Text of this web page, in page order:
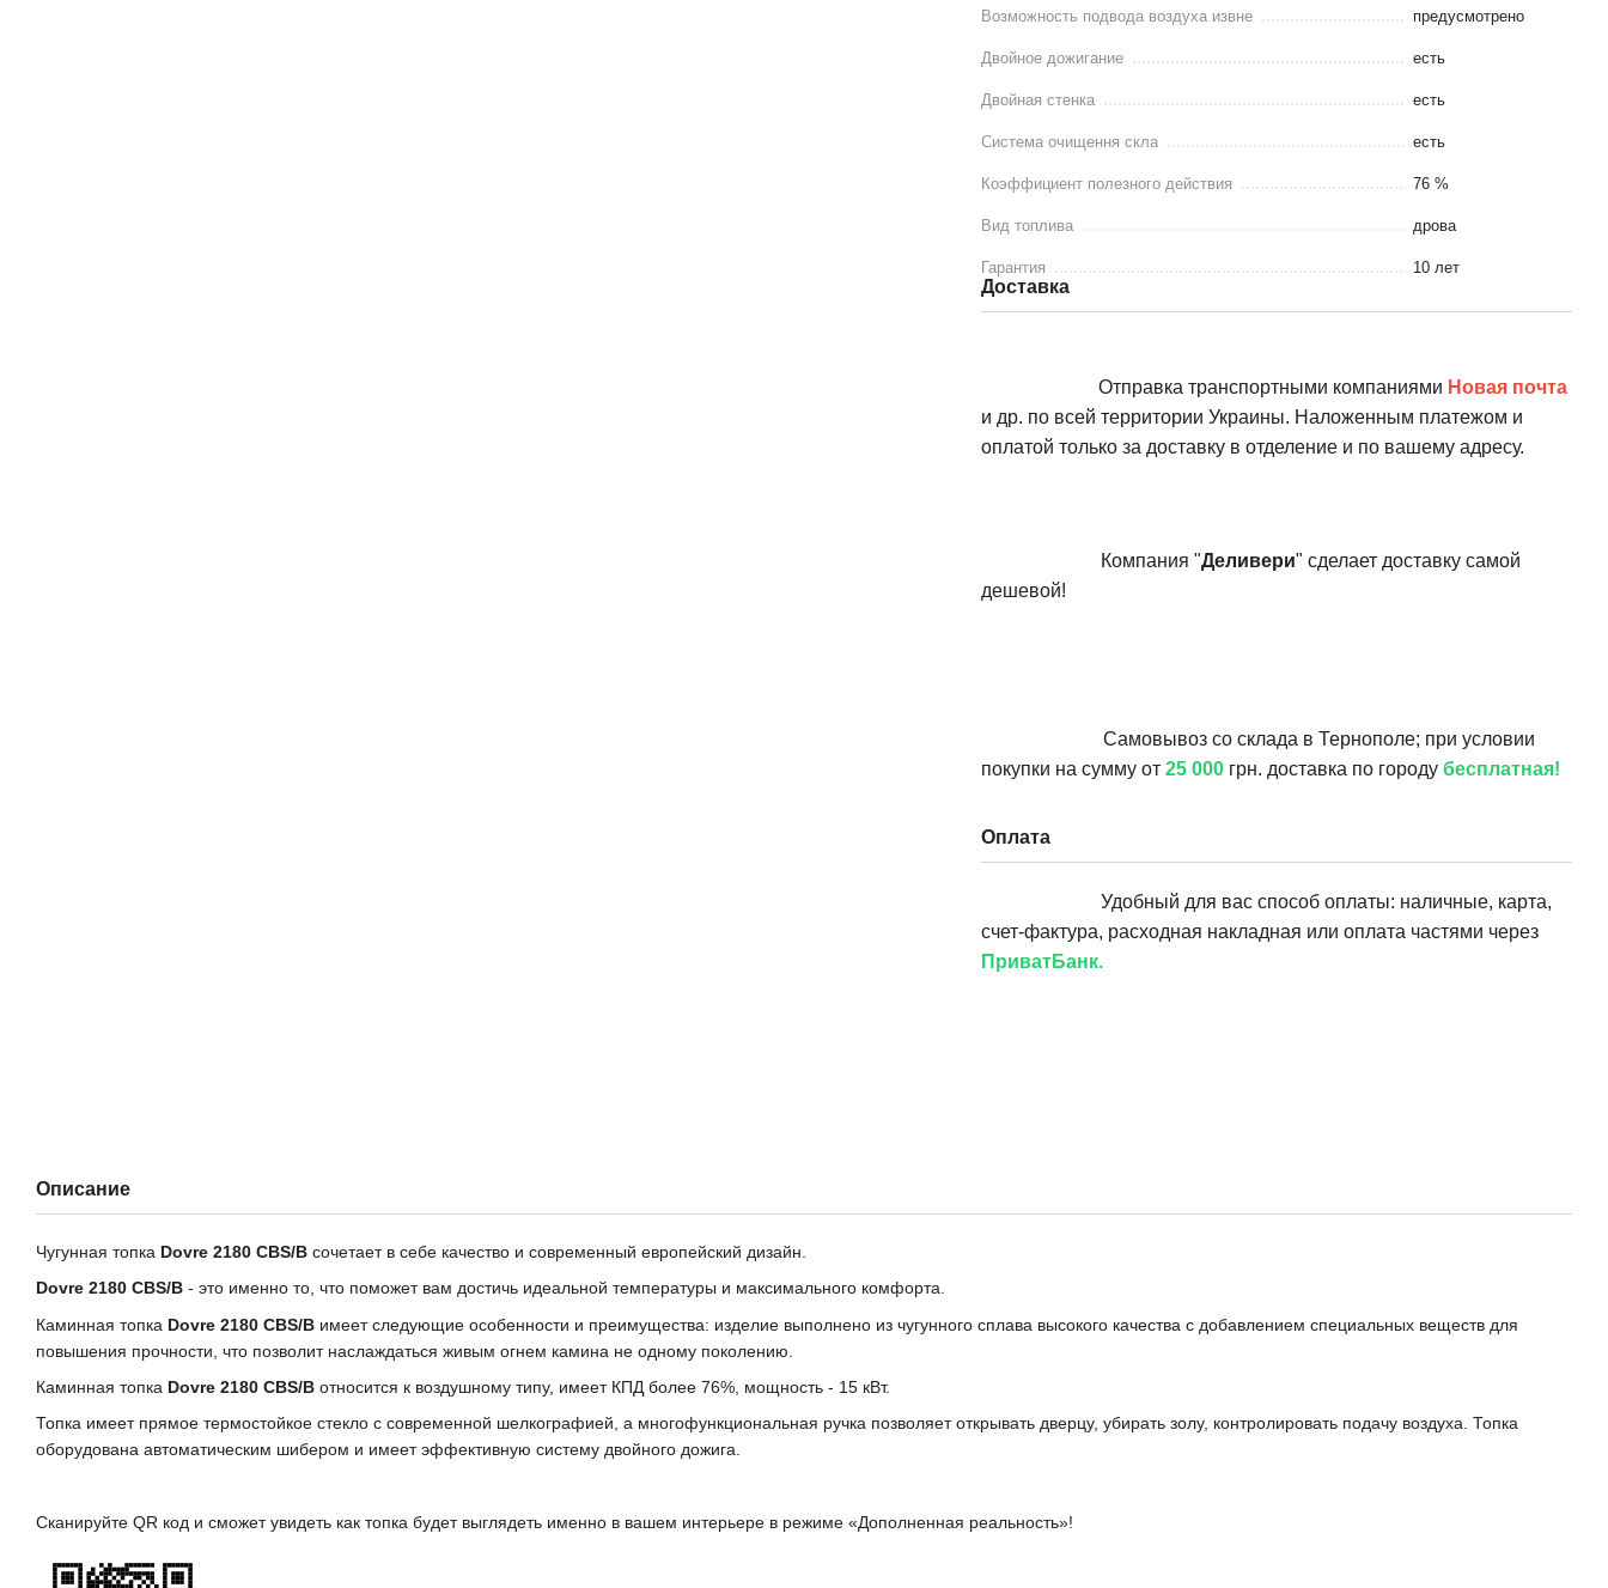
Возможность подвода воздуха извне предусмотрено
Двойное дожигание есть
Двойная стенка есть
Система очищення скла есть
Коэффициент полезного действия 76 %
Вид топлива дрова
Гарантия 10 лет
Доставка
Отправка транспортными компаниями Новая почта
и др. по всей территории Украины. Наложенным платежом и
оплатой только за доставку в отделение и по вашему адресу.
Компания "Деливери" сделает доставку самой
дешевой!
Самовывоз со склада в Тернополе; при условии
покупки на сумму от25 000 грн. доставка по городубесплатная!
Оплата
Удобный для вас способ оплаты: наличные, карта,
счет-фактура, расходная накладная или оплата частями через
ПриватБанк.
Описание
Чугунная топка Dovre 2180 CBS/B сочетает в себе качество и современный европейский дизайн.
Dovre 2180 CBS/B - это именно то, что поможет вам достичь идеальной температуры и максимального комфорта.
Каминная топка Dovre 2180 CBS/B имеет следующие особенности и преимущества: изделие выполнено из чугунного сплава высокого качества с добавлением специальных веществ для
повышения прочности, что позволит наслаждаться живым огнем камина не одному поколению.
Каминная топка Dovre 2180 CBS/В относится к воздушному типу, имеет КПД более 76%, мощность - 15 кВт.
Топка имеет прямое термостойкое стекло c современной шелкографией, а многофункциональная ручка позволяет открывать дверцу, убирать золу, контролировать подачу воздуха. Топка
оборудована автоматическим шибером и имеет эффективную систему двойного дожига.
Сканируйте QR код и сможет увидеть как топка будет выглядеть именно в вашем интерьере в режиме «Дополненная реальность»!